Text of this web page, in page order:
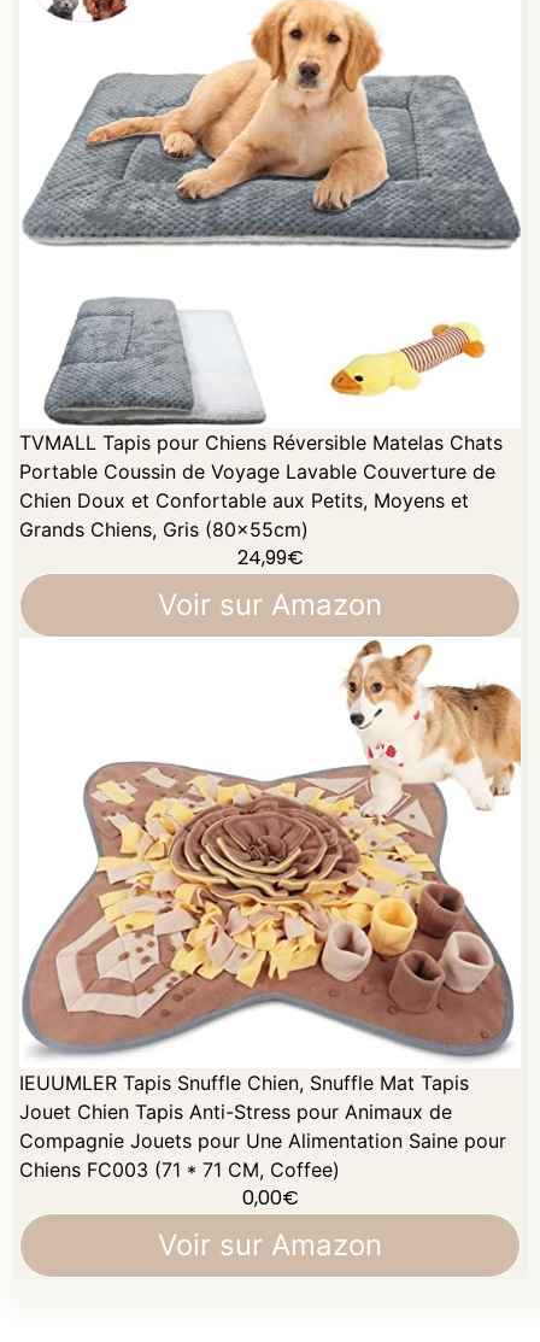
TVMALL Tapis pour Chiens Réversible Matelas Chats
Portable Coussin de Voyage Lavable Couverture de
Chien Doux et Confortable aux Petits, Moyens et
Grands Chiens, Gris (80x55cm)
24,99€
Voir sur Amazon
IEUUMLER Tapis Snuffle Chien, Snuffle Mat Tapis
Jouet Chien Tapis Anti-Stress pour Animaux de
Compagnie Jouets pour Une Alimentation Saine pour
Chiens FC003 (71 * 71 CM, Coffee)
0,00€
Voir sur Amazon